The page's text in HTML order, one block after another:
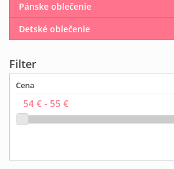
Pánske oblečenie
Detské oblečenie
Filter
Cena